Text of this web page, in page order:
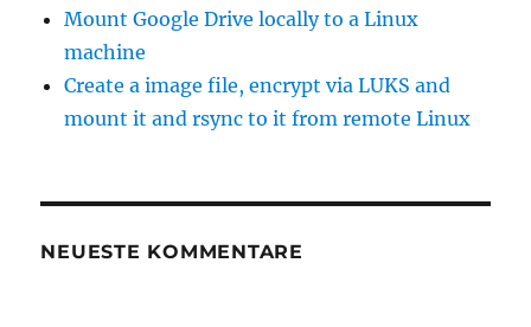
Mount Google Drive locally to a Linux
machine
Create a image file, encrypt via LUKS and
mount it and rsync to it from remote Linux
NEUESTE KOMMENTARE